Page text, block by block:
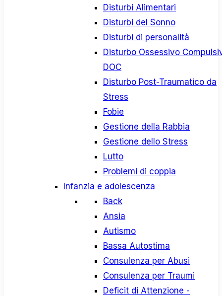
Disturbi Alimentari
Disturbi del Sonno
Disturbi di personalità
Disturbo Ossessivo
DOC
Disturbo Post-Traumatico da
Stress
Fobie
Gestione della Rabbia
Gestione dello Stress
Lutto
Problemi di coppia
Infanzia e adolescenza
Back
Ansia
Autismo
Bassa Autostima
Consulenza per Abusi
Consulenza per Traumi
Deficit di Attenzione -